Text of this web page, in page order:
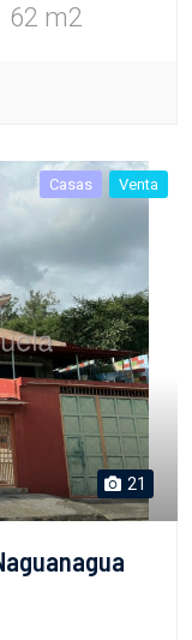
62 m2
Casas Venta
21